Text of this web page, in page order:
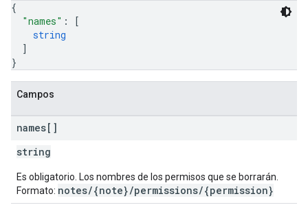
{
"names" :
[
string
]
}
Campos
names[]
string
Es obligatorio. Los nombres de los permisos que se borrarán.
Formato: notes/{note}/permissions/{permission}